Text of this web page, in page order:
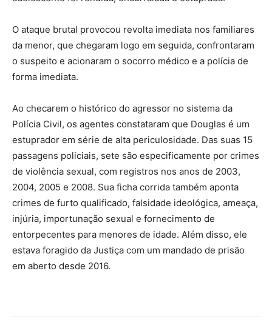
O ataque brutal provocou revolta imediata nos familiares
da menor, que chegaram logo em seguida, confrontaram
o suspeito e acionaram o socorro médico e a polícia de
forma imediata.
Ao checarem o histórico do agressor no sistema da
Polícia Civil, os agentes constataram que Douglas é um
estuprador em série de alta periculosidade. Das suas 15
passagens policiais, sete são especificamente por crimes
de violência sexual, com registros nos anos de 2003,
2004, 2005 e 2008. Sua ficha corrida também aponta
crimes de furto qualificado, falsidade ideológica, ameaça,
injúria, importunação sexual e fornecimento de
entorpecentes para menores de idade. Além disso, ele
estava foragido da Justiça com um mandado de prisão
em aberto desde 2016.